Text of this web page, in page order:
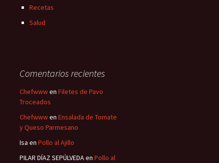
Recetas
Salud
Comentarios recientes
Chefwwwen Filetes de Pavo
Troceados
Chefwwwen Ensalada de Tomate
y Queso Parmesano
Isa en Pollo al Ajillo
PILAR DÍAZ SEPÚLVEDAen Pollo al